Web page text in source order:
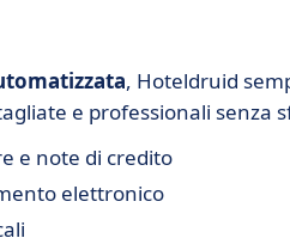
, Hoteldruid
e professionali senza
e note di credito
elettronico